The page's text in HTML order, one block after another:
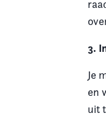
3.
Je
en
uit